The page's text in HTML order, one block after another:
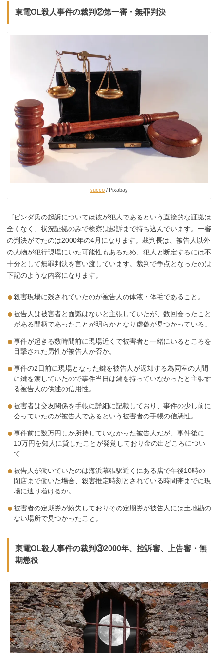
東電OL殺人事件の裁判②第一審・無罪判決
succo / Pixabay
ゴビンダ氏の起訴については彼が犯人であるという直接的な証拠は
全くなく、状況証拠のみで検察は起訴まで持ち込んでいます。一審
の判決がでたのは2000年の4月になります。裁判長は、被告人以外
の人物が犯行現場にいた可能性もあるため、犯人と断定するには不
十分として無罪判決を言い渡しています。裁判で争点となったのは
下記のような内容になります。
殺害現場に残されていたのが被告人の体液・体毛であること。
被告人は被害者と面識はないと主張していたが、数回会ったこと
がある間柄であったことが明らかとなり虚偽が見つかっている。
事件が起きる数時間前に現場近くで被害者と一緒にいるところを
目撃された男性が被告人か否か。
事件の2日前に現場となった鍵を被告人が返却する為同室の人間
に鍵を渡していたので事件当日は鍵を持っていなかったと主張す
る被告人の供述の信用性。
被害者は交友関係を手帳に詳細に記載しており、事件の少し前に
会っていたのが被告人であるという被害者の手帳の信憑性。
事件前に数万円しか所持していなかった被告人だが、事件後に
10万円を知人に貸したことが発覚しており金の出どころについ
て
被告人が働いていたのは海浜幕張駅近くにある店で午後10時の
閉店まで働いた場合、殺害推定時刻とされている時間帯までに現
場に辿り着けるか。
被害者の定期券が紛失しておりその定期券が被告人には土地勘の
ない場所で見つかったこと。
東電OL殺人事件の裁判③2000年、控訴審、上告審・無
期懲役